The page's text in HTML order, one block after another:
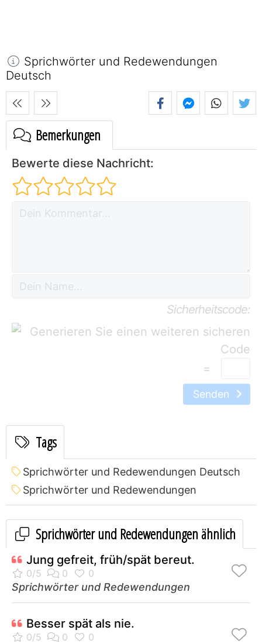
Sprichwörter und Redewendungen
Deutsch
Bemerkungen
Bewerte diese Nachricht:
Sicherheitscode:
=
Senden
Tags
Sprichwörter und Redewendungen Deutsch
Sprichwörter und Redewendungen
Sprichwörter und Redewendungen ähnlich
Jung gefreit, früh/spät bereut.
Sprichwörter und Redewendungen
Besser spät als nie.